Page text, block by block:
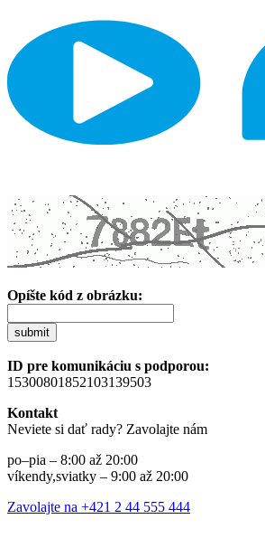
Opíšte kód z obrázku:
submit
ID pre komunikáciu s podporou:
15300801852103139503
Kontakt
Neviete si dať rady? Zavolajte nám
po–pia – 8:00 až 20:00
víkendy,sviatky – 9:00 až 20:00
Zavolajte na +421 2 44 555 444